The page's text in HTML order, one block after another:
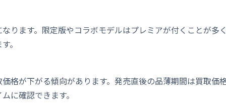
ります。限定版やコラボモデルはプレミアが付くことが多
。
格が下がる傾向があります。発売直後の品薄期間は買取価
に確認できます。